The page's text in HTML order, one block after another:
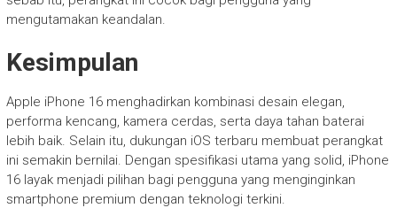
mengutamakan keandalan.
Kesimpulan
Apple iPhone 16 menghadirkan kombinasi desain elegan,
performa kencang, kamera cerdas, serta daya tahan baterai
lebih baik. Selain itu, dukungan iOS terbaru membuat perangkat
ini semakin bernilai. Dengan spesifikasi utama yang solid, iPhone
16 layak menjadi pilihan bagi pengguna yang menginginkan
smartphone premium dengan teknologi terkini.